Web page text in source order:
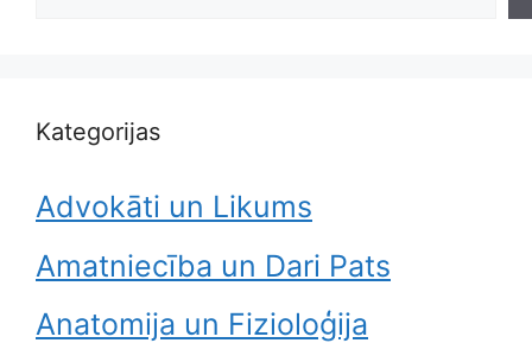
Kategorijas
Advokāti un Likums
Amatniecība un Dari Pats
Anatomija un Fizioloģija